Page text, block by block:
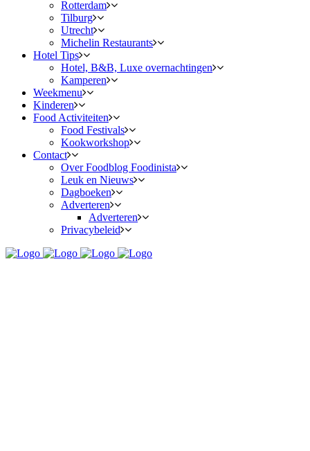
Rotterdam
Tilburg
Utrecht
Michelin Restaurants
Hotel Tips
Hotel, B&B, Luxe overnachtingen
Kamperen
Weekmenu
Kinderen
Food Activiteiten
Food Festivals
Kookworkshop
Contact
Over Foodblog Foodinista
Leuk en Nieuws
Dagboeken
Adverteren
Adverteren
Privacybeleid